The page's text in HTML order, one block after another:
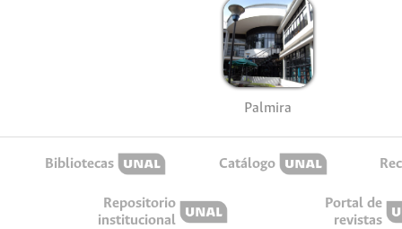
Palmira
Bibliotecas Catálogo
Repositorio
institucional
Portal de
revistas